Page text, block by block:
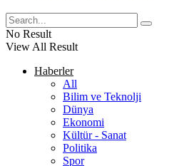
No Result
View All Result
Haberler
All
Bilim ve Teknolji
Dünya
Ekonomi
Kültür - Sanat
Politika
Spor